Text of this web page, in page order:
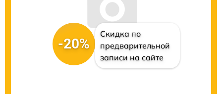
-20%
Скидка по
предварительной
записи на сайте